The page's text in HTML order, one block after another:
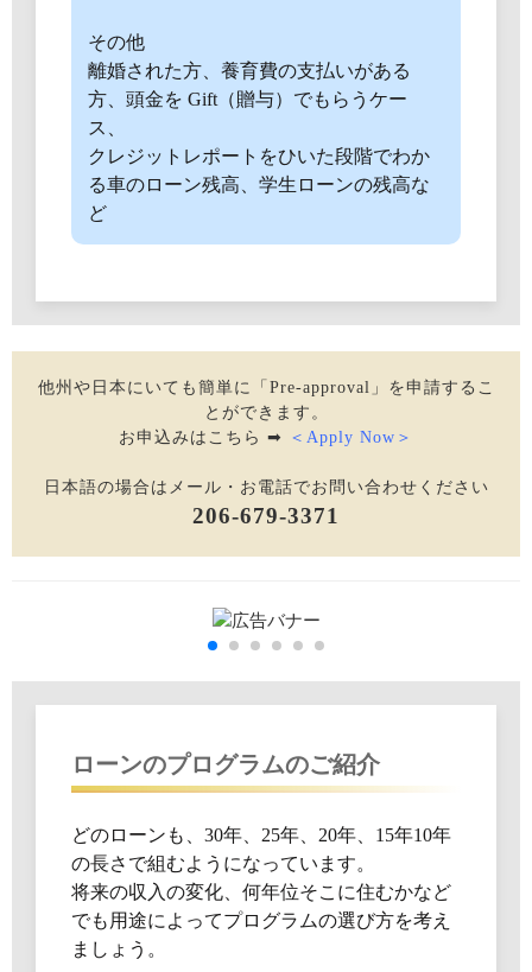
その他
離婚された方、養育費の支払いがある
方、頭金を Gift（贈与）でもらうケー
ス、
クレジットレポートをひいた段階でわか
る車のローン残高、学生ローンの残高な
ど
他州や日本にいても簡単に「Pre-approval」を申請するこ
とができます。
お申込みはこちら ➡ ＜Apply Now＞
日本語の場合はメール・お電話でお問い合わせください
206-679-3371
ローンのプログラムのご紹介
どのローンも、30年、25年、20年、15年10年
の長さで組むようになっています。
将来の収入の変化、何年位そこに住むかなど
でも用途によってプログラムの選び方を考え
ましょう。